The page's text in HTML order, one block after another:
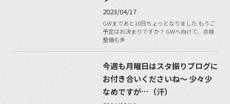
2023/04/17
GWまであと10日ちょっとなりました もうご
予定はお決まりですか？ GWへ向けて、点検
整備も多…
今週も月曜日はスタ振りブログに
お付き合いくださいね〜 少々少
なめですが…（汗）